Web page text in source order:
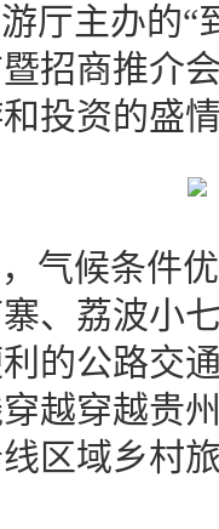
厅主办的“
招商推介
投资的盛
气候条件
、荔波小
的公路交
越穿越贵
区域乡村